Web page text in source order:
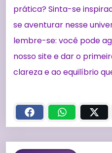
prática? Sinta-se
se aventurar nesse
lembre-se: você pode
nosso site e dar o
clareza e ao equilíbrio